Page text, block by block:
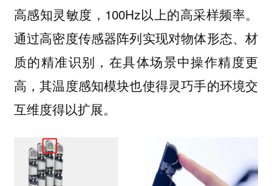
高感知灵敏度，100Hz以上的高采样频率。
通过高密度传感器阵列实现对物体形态、材
质的精准识别，在具体场景中操作精度更
高，其温度感知模块也使得灵巧手的环境交
互维度得以扩展。